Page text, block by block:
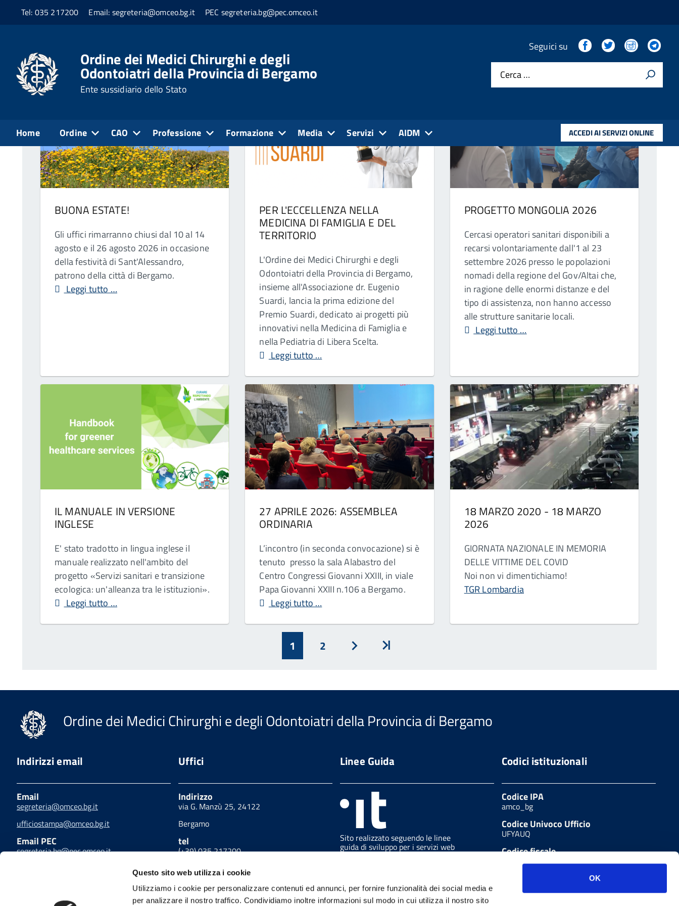
Questo sito web utilizza i cookie
Utilizziamo i cookie per personalizzare contenuti ed annunci, per fornire funzionalità dei social media e
per analizzare il nostro traffico. Condividiamo inoltre informazioni sul modo in cui utilizza il nostro sito
OK
Tel: 035 217200 Email: segreteria@omceo.bg.it PEC segreteria.bg@pec.omceo.it
Ordine dei Medici Chirurghi e degli
Odontoiatri della Provincia di Bergamo
Ente sussidiario dello Stato
Seguici su FacebookTwitter Instagram
Cerca …
Home Ordine CAO Professione Formazione Media Servizi AIDM ACCEDI AI SERVIZI ONLINE
Home Professione Notizie dall'Ordine
Tutte le news relative all'Ordine
BUONA ESTATE!
Gli uffici rimarranno chiusi dal 10 al 14
agosto e il 26 agosto 2026 in occasione
della festività di Sant'Alessandro,
patrono della città di Bergamo.
Leggi tutto …
PER L'ECCELLENZA NELLA
MEDICINA DI FAMIGLIA E DEL
TERRITORIO
L'Ordine dei Medici Chirurghi e degli
Odontoiatri della Provincia di Bergamo,
insieme all'Associazione dr. Eugenio
Suardi, lancia la prima edizione del
Premio Suardi, dedicato ai progetti più
innovativi nella Medicina di Famiglia e
nella Pediatria di Libera Scelta.
Leggi tutto …
PROGETTO MONGOLIA 2026
Cercasi operatori sanitari disponibili a
recarsi volontariamente dall'1 al 23
settembre 2026 presso le popolazioni
nomadi della regione del Gov/Altai che,
in ragione delle enormi distanze e del
tipo di assistenza, non hanno accesso
alle strutture sanitarie locali.
Leggi tutto …
IL MANUALE IN VERSIONE
INGLESE
E' stato tradotto in lingua inglese il
manuale realizzato nell'ambito del
progetto «Servizi sanitari e transizione
ecologica: un'alleanza tra le istituzioni».
Leggi tutto …
27 APRILE 2026: ASSEMBLEA
ORDINARIA
L’incontro (in seconda convocazione) si è
tenuto presso la sala Alabastro del
Centro Congressi Giovanni XXIII, in viale
Papa Giovanni XXIII n.106 a Bergamo.
Leggi tutto …
18 MARZO 2020 - 18 MARZO
2026
GIORNATA NAZIONALE IN MEMORIA
DELLE VITTIME DEL COVID
Noi non vi dimentichiamo!
TGR Lombardia
1 2
Ordine dei Medici Chirurghi e degli Odontoiatri della Provincia di Bergamo
Indirizzi email
Email
segreteria@omceo.bg.it
ufficiostampa@omceo.bg.it
Email PEC
segreteria.bg@pec.omceo.it
Uffici
Indirizzo
via G. Manzù 25, 24122
Bergamo
tel
(+39) 035 217200
fax
(+39) 035 217230
Linee Guida
Sito realizzato seguendo le linee
guida di sviluppo per i servizi web
delle PA pubblicate da AGID in
Codici istituzionali
Codice IPA
amco_bg
Codice Univoco Ufficio
UFYAUQ
Codice fiscale
80004250165